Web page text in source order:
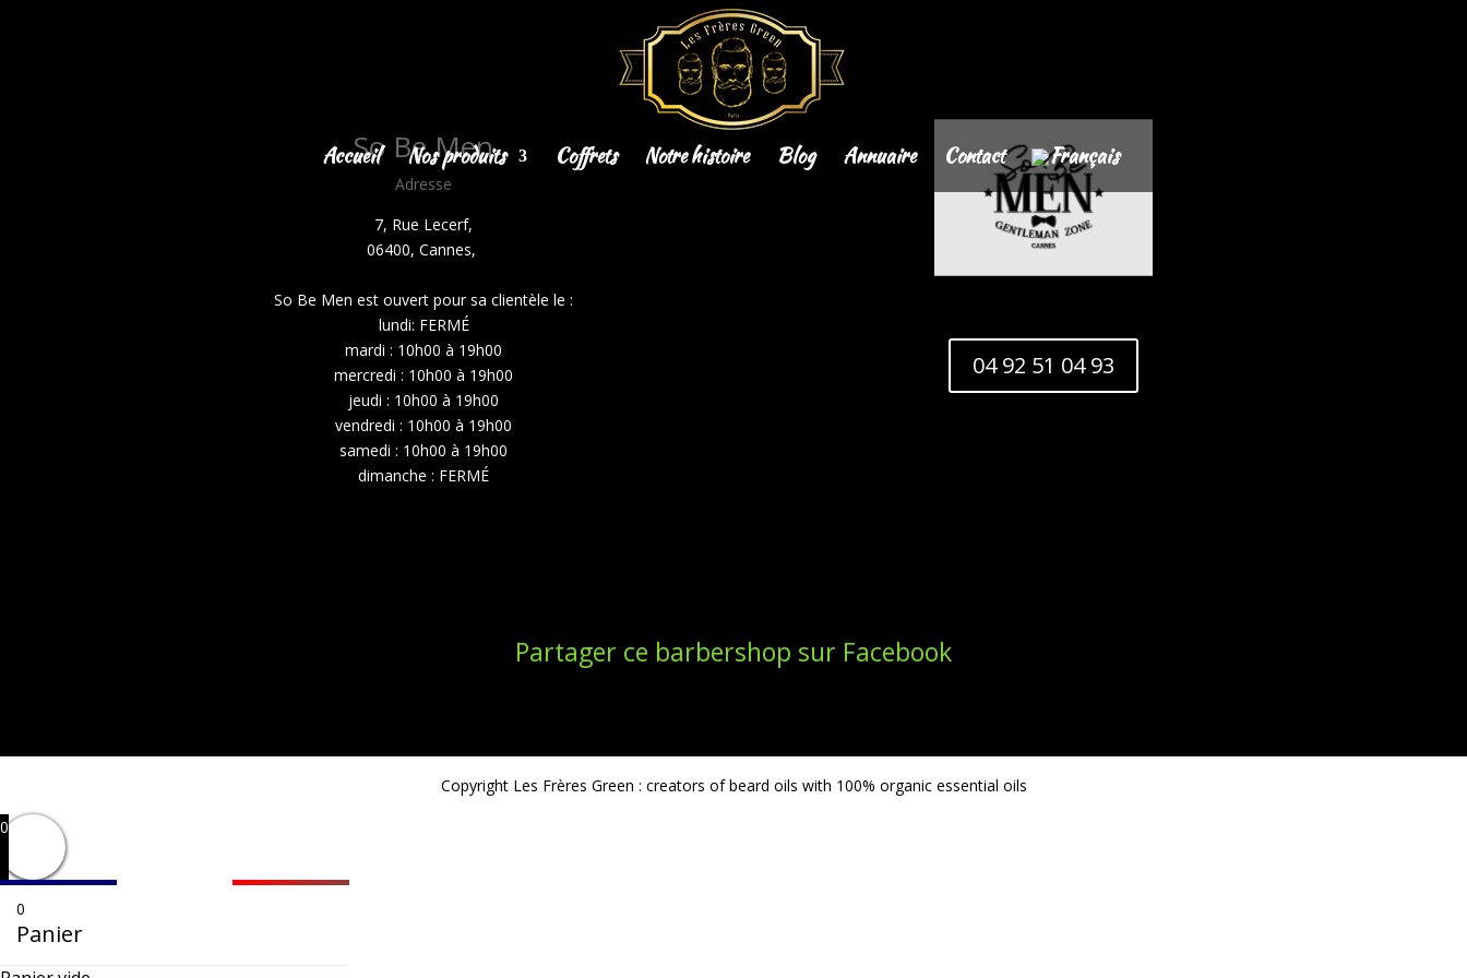
Accueil Nos produits Coffrets Notre histoire Blog Annuaire Contact
So Be Men
Adresse
7, Rue Lecerf,
06400, Cannes,
So Be Men est ouvert pour sa clientèle le :
lundi: FERMÉ
mardi : 10h00 à 19h00
mercredi : 10h00 à 19h00
jeudi : 10h00 à 19h00
vendredi : 10h00 à 19h00
samedi : 10h00 à 19h00
dimanche : FERMÉ
04 92 51 04 93
Partager ce barbershop sur Facebook
Copyright Les Frères Green : creators of beard oils with 100% organic essential oils
0
0
Panier